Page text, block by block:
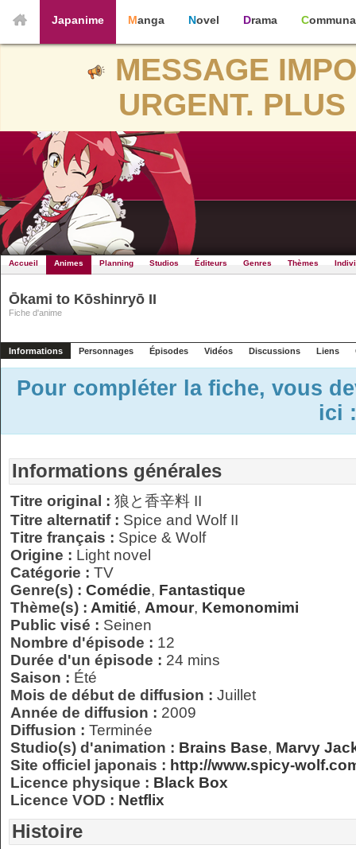
Japanime Manga Novel Drama
MESSAGE
URGENT.
Accueil Animes Planning Studios Éditeurs Genres Thèmes
Ōkami to Kōshinryō II
Fiche d'anime
Informations Personnages Épisodes Vidéos Discussions Liens
Pour compléter la fiche, vous
ici
Informations générales
Titre original : 狼と香辛料 II
Titre alternatif : Spice and Wolf II
Titre français : Spice & Wolf
Origine : Light novel
Catégorie : TV
Genre(s) : Comédie, Fantastique
Thème(s) : Amitié, Amour, Kemonomimi
Public visé : Seinen
Nombre d'épisode : 12
Durée d'un épisode : 24 mins
Saison : Été
Mois de début de diffusion : Juillet
Année de diffusion : 2009
Diffusion : Terminée
Studio(s) d'animation : Brains Base, Marvy
Site officiel japonais : http://www.spicy-
Licence physique : Black Box
Licence VOD : Netflix
Histoire